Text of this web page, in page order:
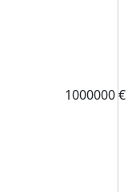
1000000 €